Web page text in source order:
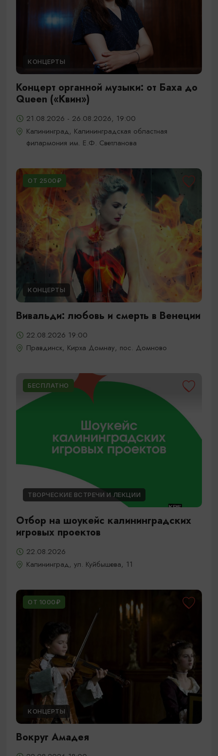
КОНЦЕРТЫ
Концерт органной музыки: от Баха до
Queen («Квин»)
21.08.2026 - 26.08.2026, 19:00
Калининград, Калининградская областная
филармония им. Е.Ф. Светланова
ОТ 2500₽
КОНЦЕРТЫ
Вивальди: любовь и смерть в Венеции
22.08.2026 19:00
Правдинск, Кирха Домнау, пос. Домново
БЕСПЛАТНО
ТВОРЧЕСКИЕ ВСТРЕЧИ И ЛЕКЦИИ
Отбор на шоукейс калининградских
игровых проектов
22.08.2026
Калининград, ул. Куйбышева, 11
ОТ 1000₽
КОНЦЕРТЫ
Вокруг Амадея